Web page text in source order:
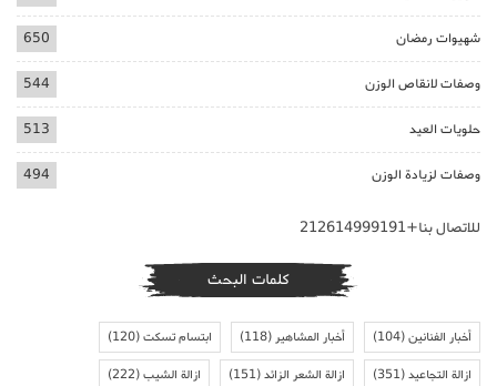
شهيوات رمضان 650
وصفات لانقاص الوزن 544
حلويات العيد 513
وصفات لزيادة الوزن 494
للاتصال بنا+212614999191
كلمات البحث
أخبار الفنانين(104) أخبار المشاهير(118) ابتسام تسكت(120)
ازالة التجاعيد(351) ازالة الشعر الزائد(151) ازالة الشيب(222)